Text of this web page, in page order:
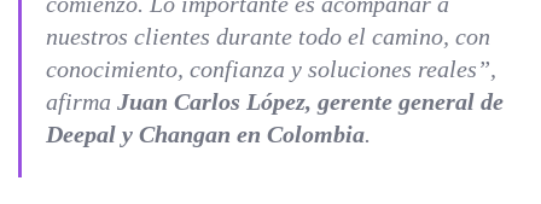
nuestros clientes durante todo el camino, con
conocimiento, confianza y soluciones reales”,
afirma Juan Carlos López, gerente general de
Deepal y Changan en Colombia.